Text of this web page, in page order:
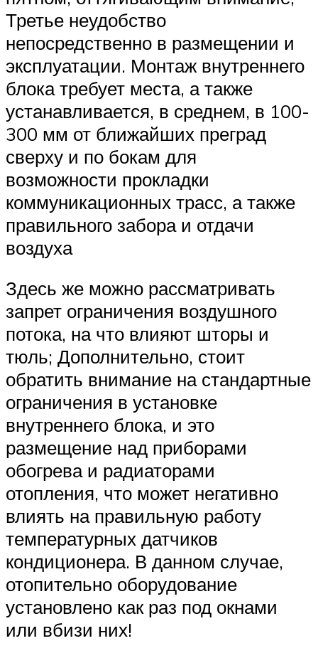
Третье неудобство
непосредственно в размещении и
эксплуатации. Монтаж внутреннего
блока требует места, а также
устанавливается, в среднем, в 100-
300 мм от ближайших преград
сверху и по бокам для
возможности прокладки
коммуникационных трасс, а также
правильного забора и отдачи
воздуха
Здесь же можно рассматривать
запрет ограничения воздушного
потока, на что влияют шторы и
тюль; Дополнительно, стоит
обратить внимание на стандартные
ограничения в установке
внутреннего блока, и это
размещение над приборами
обогрева и радиаторами
отопления, что может негативно
влиять на правильную работу
температурных датчиков
кондиционера. В данном случае,
отопительно оборудование
установлено как раз под окнами
или вбизи них!